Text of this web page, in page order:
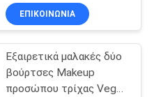
συνθετική τρίχα
ΕΠΙΚΟΙΝΩΝΙΑ
Εξαιρετικά μαλακές δύο
βούρτσες Makeup
προσώπου τρίχας Vegan